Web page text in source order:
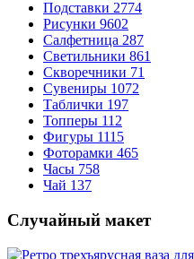
Подставки 2774
Рисунки 9602
Салфетница 287
Светильники 861
Скворечники 71
Сувениры 1072
Таблички 197
Топперы 112
Фигуры 1115
Фоторамки 465
Часы 758
Чай 137
Случайный макет